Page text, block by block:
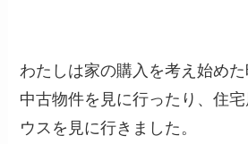
わたしは家の購入を考え始め
中古物件を見に行ったり、住
ウスを見に行きました。